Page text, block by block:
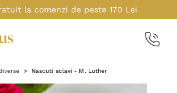
la comenzi de peste 170 Lei
Nascuti sclavi - M. Luther